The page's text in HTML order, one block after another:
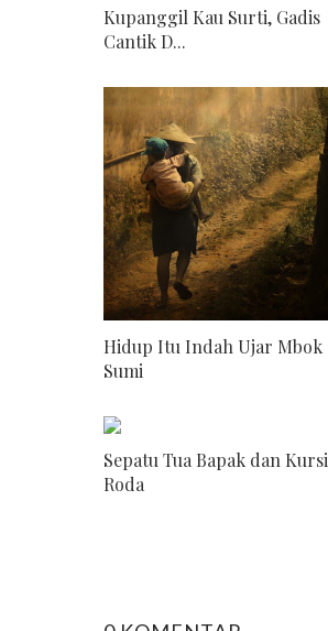
Kupanggil Kau Surti, Gadis
Cantik D...
Hidup Itu Indah Ujar Mbok
Sumi
Sepatu Tua Bapak dan Kursi
Roda